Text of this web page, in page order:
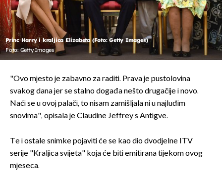
Princ Harry i kraljica Elizabeta (Foto: Getty Images)
Foto: Getty Images
"Ovo mjesto je zabavno za raditi. Prava je pustolovina
svakog dana jer se stalno događa nešto drugačije i novo.
Naći se u ovoj palači, to nisam zamišljala ni u najluđim
snovima", opisala je Claudine Jeffrey s Antigve.
Te i ostale snimke pojaviti će se kao dio dvodjelne ITV
serije "Kraljica svijeta" koja će biti emitirana tijekom ovog
mjeseca.